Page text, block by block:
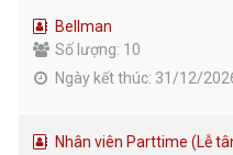
Bellman
Số lượng: 10
Ngày kết thúc: 31/12/
Nhân viên Parttime (Lễ